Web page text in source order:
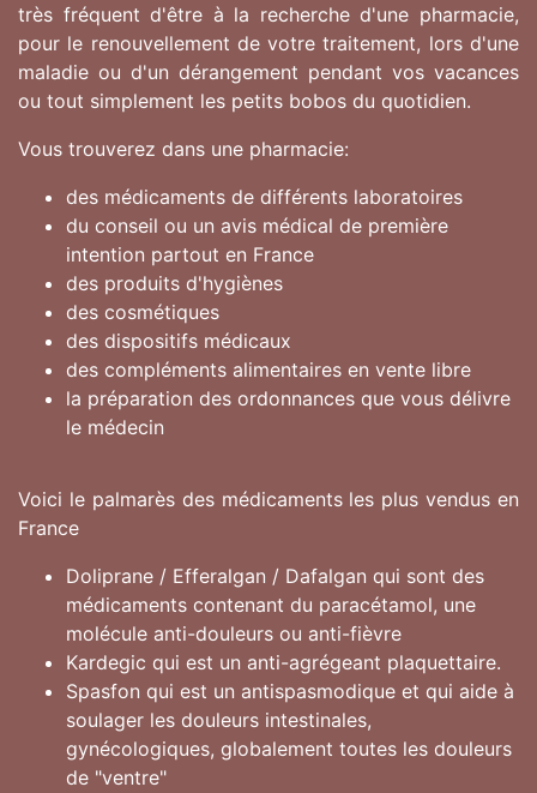
très fréquent d'être à la recherche d'une pharmacie,
pour le renouvellement de votre traitement, lors d'une
maladie ou d'un dérangement pendant vos vacances
ou tout simplement les petits bobos du quotidien.
Vous trouverez dans une pharmacie:
des médicaments de différents laboratoires
du conseil ou un avis médical de première
intention partout en France
des produits d'hygiènes
des cosmétiques
des dispositifs médicaux
des compléments alimentaires en vente libre
la préparation des ordonnances que vous délivre
le médecin
Voici le palmarès des médicaments les plus vendus en
France
Doliprane / Efferalgan / Dafalgan qui sont des
médicaments contenant du paracétamol, une
molécule anti-douleurs ou anti-fièvre
Kardegic qui est un anti-agrégeant plaquettaire.
Spasfon qui est un antispasmodique et qui aide à
soulager les douleurs intestinales,
gynécologiques, globalement toutes les douleurs
de "ventre"